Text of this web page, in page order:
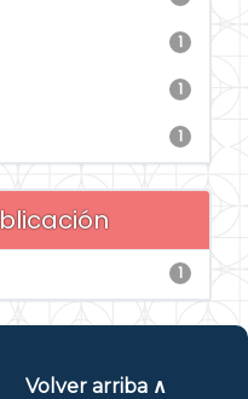
1
1
1
1
Volver arriba ∧